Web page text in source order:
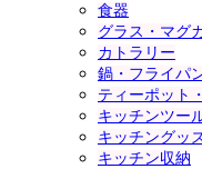
食器
グラス・マグ
カトラリー
鍋・フライパ
ティーポット
キッチンツー
キッチングッ
キッチン収納